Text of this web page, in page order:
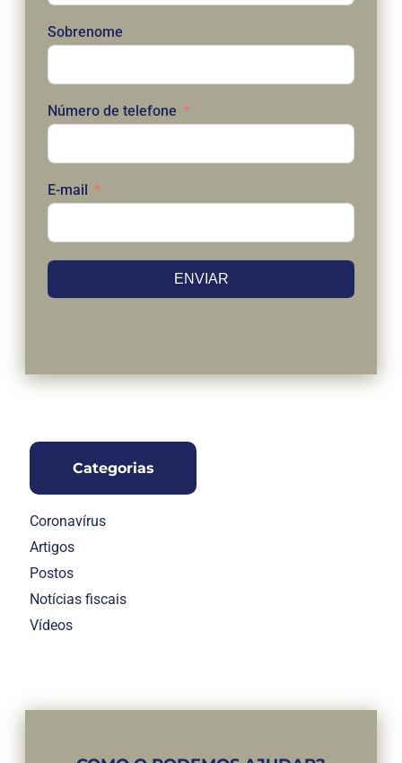
Sobrenome
Número de telefone
E-mail
ENVIAR
Categorias
Coronavírus
Artigos
Postos
Notícias fiscais
Vídeos